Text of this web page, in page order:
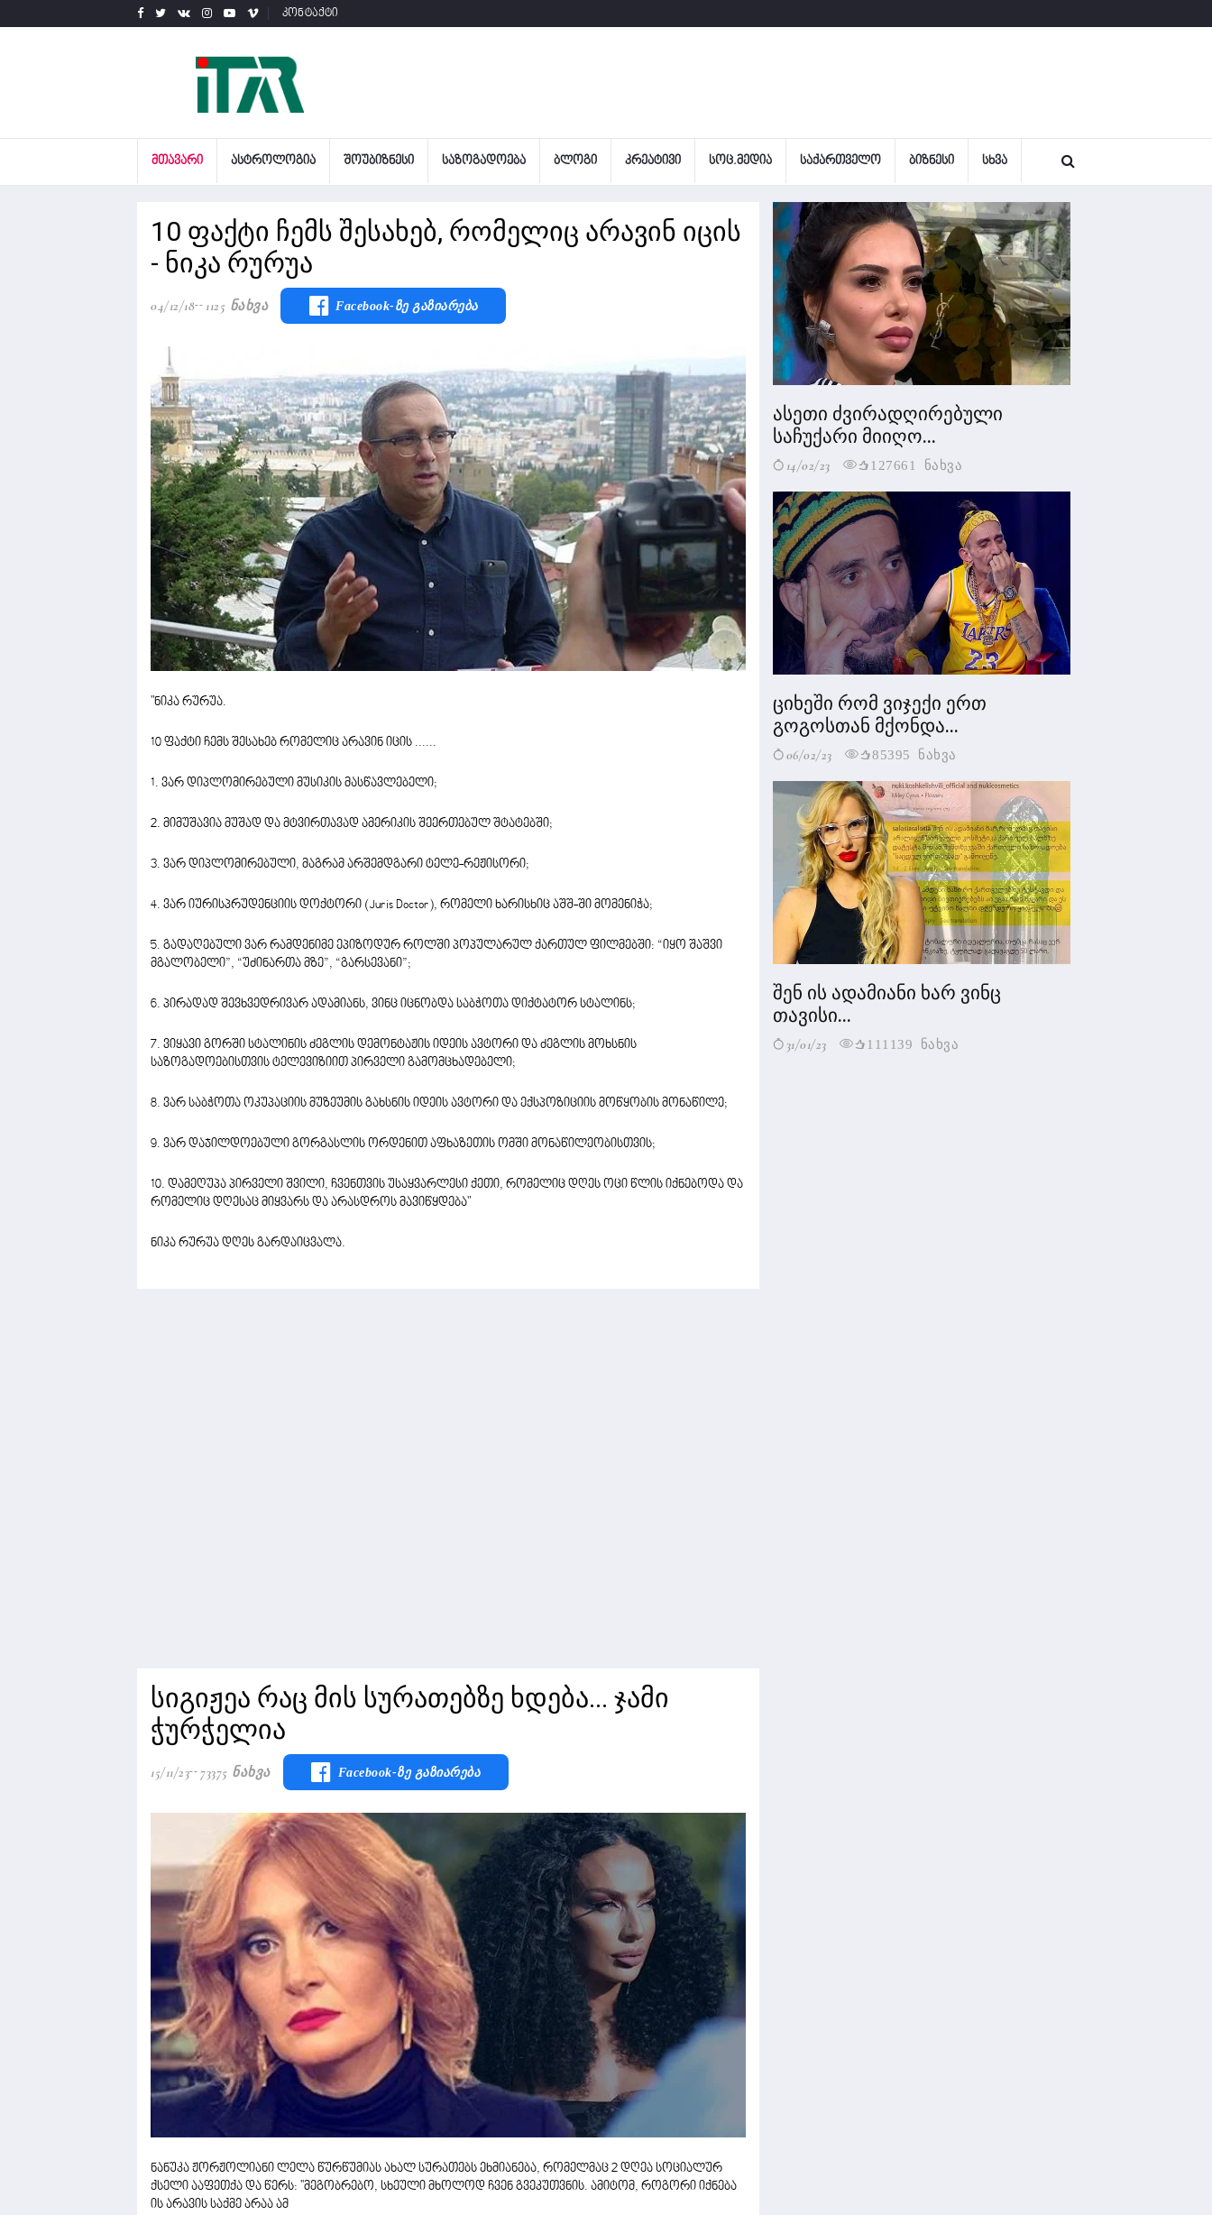
კონტაქტი
ᲛᲗᲐᲕᲐᲠᲘ ᲐᲡᲢᲠᲝᲚᲝᲒᲘᲐ ᲨᲝᲣᲑᲘᲖᲜᲔᲡᲘ ᲡᲐᲖᲝᲒᲐᲓᲝᲔᲑᲐ ᲑᲚᲝᲒᲘ ᲙᲠᲔᲐᲢᲘᲕᲘ ᲡᲝᲪ.ᲛᲔᲓᲘᲐ ᲡᲐᲥᲐᲠᲗᲕᲔᲚᲝ ᲑᲘᲖᲜᲔᲡᲘ ᲡᲮᲕᲐ
10 ფაქტი ჩემს შესახებ, რომელიც არავინ იცის
- ნიკა რურუა
04/12/18 1125 Ნახვა Facebook-Ზე Გაზიარება
"ნიკა რურუა.
10 ფაქტი ჩემს შესახებ რომელიც არავინ იცის ......
1. ვარ დიპლომირებული მუსიკის მასწავლებელი;
2. მიმუშავია მუშად და მტვირთავად ამერიკის შეერთებულ შტატებში;
3. ვარ დიპლომირებული, მაგრამ არშემდგარი ტელე-რეჟისორი;
4. ვარ იურისპრუდენციის დოქტორი (Juris Doctor), რომელი ხარისხიც აშშ-ში მომენიჭა;
5. გადაღებული ვარ რამდენიმე ეპიზოდურ როლში პოპულარულ ქართულ ფილმებში: “იყო შაშვი
მგალობელი”, “უძინართა მზე”, “გარსევანი”;
6. პირადად შევხვედრივარ ადამიანს, ვინც იცნობდა საბჭოთა დიქტატორ სტალინს;
7. ვიყავი გორში სტალინის ძეგლის დემონტაჟის იდეის ავტორი და ძეგლის მოხსნის
საზოგადოებისთვის ტელევიზიით პირველი გამომცხადებელი;
8. ვარ საბჭოთა ოკუპაციის მუზეუმის გახსნის იდეის ავტორი და ექსპოზიციის მოწყობის მონაწილე;
9. ვარ დაჯილდოებული გორგასლის ორდენით აფხაზეთის ომში მონაწილეობისთვის;
10. დამეღუპა პირველი შვილი, ჩვენთვის უსაყვარლესი ქეთი, რომელიც დღეს ოცი წლის იქნებოდა და
რომელიც დღესაც მიყვარს და არასდროს მავიწყდება"
ნიკა რურუა დღეს გარდაიცვალა.
სიგიჟეა რაც მის სურათებზე ხდება... ჯამი
ჭურჭელია
15/11/23 73375 Ნახვა Facebook-Ზე Გაზიარება
ნანუკა ჟორჟოლიანი ლელა წურწუმიას ახალ სურათებს ეხმიანება, რომელმაც 2 დღეა სოციალურ
ქსელი ააფეთქა და წერს: ''მეგობრებო, სხეული მხოლოდ ჩვენ გვეკუთვნის. ამიტომ, როგორი იქნება
ის არავის საქმე არაა ამ
ასეთი ძვირადღირებული
საჩუქარი მიიღო...
14/02/23 127661 ნახვა
ციხეში რომ ვიჯექი ერთ
გოგოსთან მქონდა...
06/02/23 85395 ნახვა
შენ ის ადამიანი ხარ ვინც
თავისი...
31/01/23 111139 ნახვა